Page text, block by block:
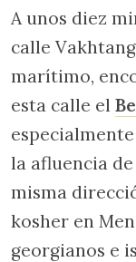
A unos diez
calle
marítimo,
esta calle el
la afluencia
misma
kosher en
georgianos e